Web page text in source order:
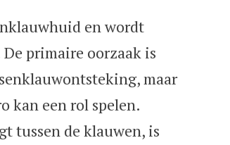
en wordt
primaire oorzaak is
maar
kan een rol spelen.
tussen de klauwen, is